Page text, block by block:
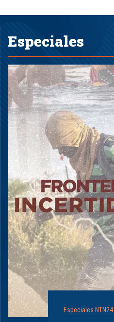
Especiales
Especiales NTN24